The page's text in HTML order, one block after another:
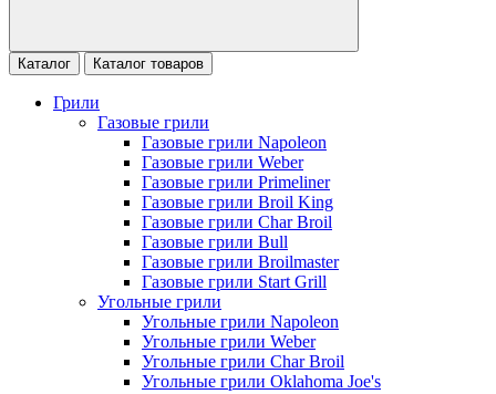
Каталог Каталог товаров
Грили
Газовые грили
Газовые грили Napoleon
Газовые грили Weber
Газовые грили Primeliner
Газовые грили Broil King
Газовые грили Char Broil
Газовые грили Bull
Газовые грили Broilmaster
Газовые грили Start Grill
Угольные грили
Угольные грили Napoleon
Угольные грили Weber
Угольные грили Char Broil
Угольные грили Oklahoma Joe's